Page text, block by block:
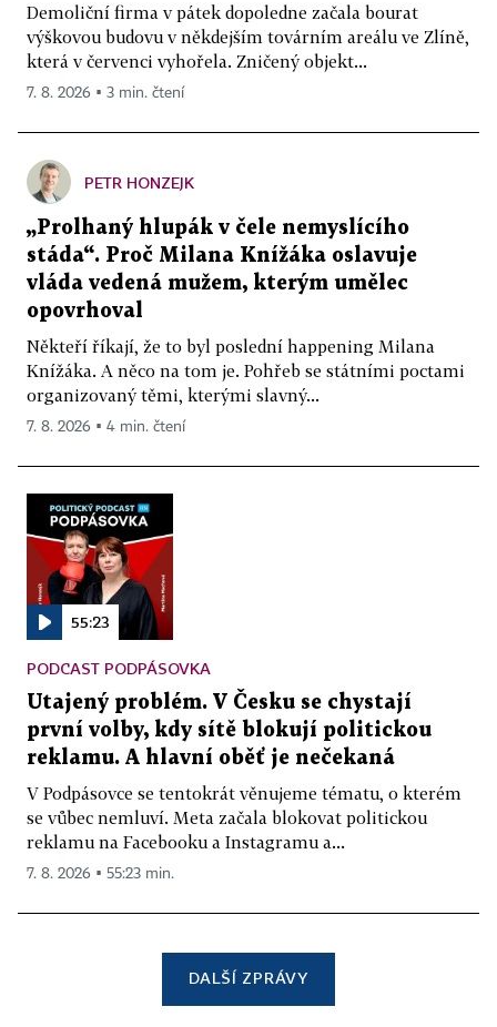
Demoliční firma v pátek dopoledne začala bourat
výškovou budovu v někdejším továrním areálu ve Zlíně,
která v červenci vyhořela. Zničený objekt...
7. 8. 2026 ▪ 3 min. čtení
PETR HONZEJK
„Prolhaný hlupák v čele nemyslícího
stáda“. Proč Milana Knížáka oslavuje
vláda vedená mužem, kterým umělec
opovrhoval
Někteří říkají, že to byl poslední happening Milana
Knížáka. A něco na tom je. Pohřeb se státními poctami
organizovaný těmi, kterými slavný...
7. 8. 2026 ▪ 4 min. čtení
55:23
PODCAST PODPÁSOVKA
Utajený problém. V Česku se chystají
první volby, kdy sítě blokují politickou
reklamu. A hlavní oběť je nečekaná
V Podpásovce se tentokrát věnujeme tématu, o kterém
se vůbec nemluví. Meta začala blokovat politickou
reklamu na Facebooku a Instagramu a...
7. 8. 2026 ▪ 55:23 min.
DALŠÍ ZPRÁVY